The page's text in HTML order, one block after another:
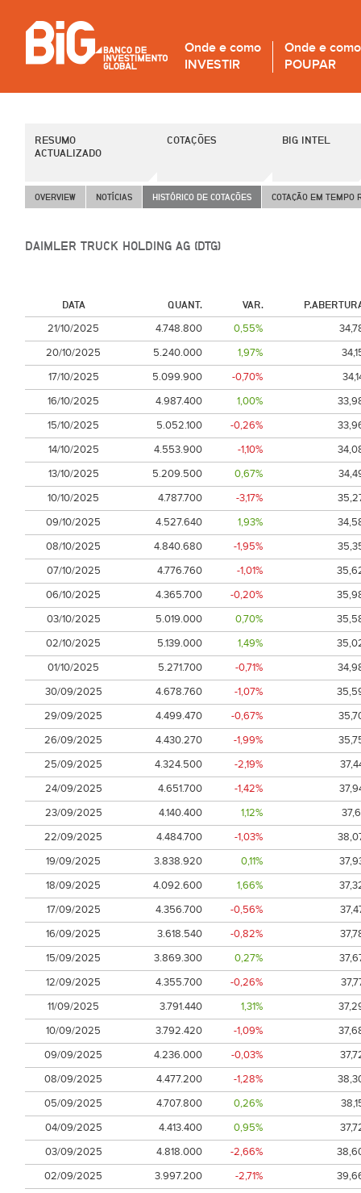
Onde e como
INVESTIR
Onde e como
POUPAR
RESUMO
ACTUALIZADO
COTAÇÕES BIG INTEL
OVERVIEW NOTÍCIAS HISTÓRICO DE COTAÇÕES COTAÇÃO EM TEMPO
DAIMLER TRUCK HOLDING AG (DTG)
DATA QUANT. VAR.
21/10/2025
4.748.800 0,55%
20/10/2025
5.240.000 1,97%
17/10/2025
5.099.900 -0,70%
16/10/2025
4.987.400 1,00%
15/10/2025
5.052.100 -0,26%
14/10/2025
4.553.900 -1,10%
13/10/2025
5.209.500 0,67%
10/10/2025
4.787.700 -3,17%
09/10/2025
4.527.640 1,93%
08/10/2025
4.840.680 -1,95%
07/10/2025
4.776.760 -1,01%
06/10/2025
4.365.700 -0,20%
03/10/2025
5.019.000 0,70%
02/10/2025
5.139.000 1,49%
01/10/2025
5.271.700 -0,71%
30/09/2025
4.678.760 -1,07%
29/09/2025
4.499.470 -0,67%
26/09/2025
4.430.270 -1,99%
25/09/2025
4.324.500 -2,19%
24/09/2025
4.651.700 -1,42%
23/09/2025
4.140.400 1,12%
22/09/2025
4.484.700 -1,03%
19/09/2025
3.838.920 0,11%
18/09/2025
4.092.600 1,66%
17/09/2025
4.356.700 -0,56%
16/09/2025
3.618.540 -0,82%
15/09/2025
3.869.300 0,27%
12/09/2025
4.355.700 -0,26%
11/09/2025
3.791.440 1,31%
10/09/2025
3.792.420 -1,09%
09/09/2025
4.236.000 -0,03%
08/09/2025
4.477.200 -1,28%
05/09/2025
4.707.800 0,26%
04/09/2025
4.413.400 0,95%
03/09/2025
4.818.000 -2,66%
02/09/2025
3.997.200 -2,71%